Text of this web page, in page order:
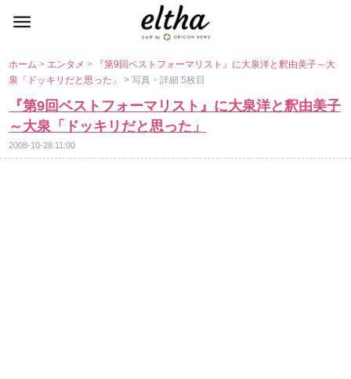
ホーム> エンタメ>
『第9回ベストフォーマリスト』に大泉洋と釈由美子～大
泉「ドッキリだと思った」> 写真・詳細 5枚目
『第9回ベストフォーマリスト』に大泉洋と釈由美子
～大泉「ドッキリだと思った」
2008-10-28 11:00